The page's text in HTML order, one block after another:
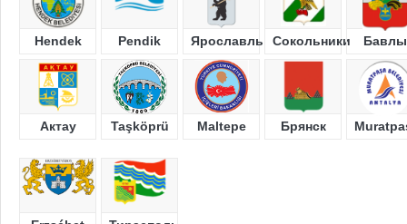
Hendek Pendik Ярославль Сокольники Бавлы
Актау Taşköprü Maltepe Брянск